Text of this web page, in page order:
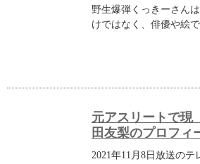
野生爆弾くっきーさん
けではなく、俳優や絵
元アスリートで現
田友梨のプロフィ
2021年11月8日放送のテ